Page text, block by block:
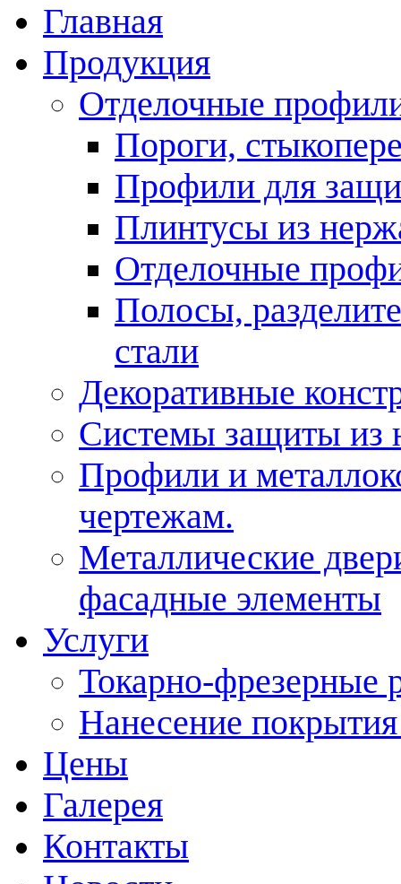
Главная
Продукция
Отделочные
Пороги,
Профили для
Плинтусы из
Отделочные
Полосы,
стали
Декоративные
Системы защиты из
Профили и
чертежам.
Металлические
фасадные элементы
Услуги
Токарно-фрезерные
Нанесение
Цены
Галерея
Контакты